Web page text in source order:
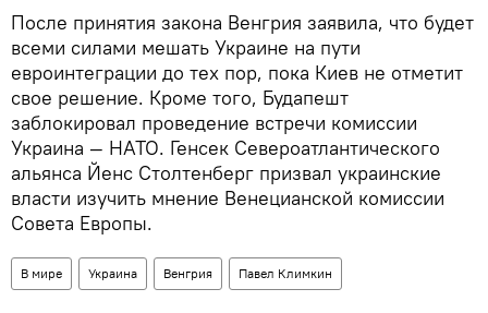
После принятия закона Венгрия заявила, что будет
всеми силами мешать Украине на пути
евроинтеграции до тех пор, пока Киев не отметит
свое решение. Кроме того, Будапешт
заблокировал проведение встречи комиссии
Украина — НАТО. Генсек Североатлантического
альянса Йенс Столтенберг призвал украинские
власти изучить мнение Венецианской комиссии
Совета Европы.
В мире Украина Венгрия Павел Климкин